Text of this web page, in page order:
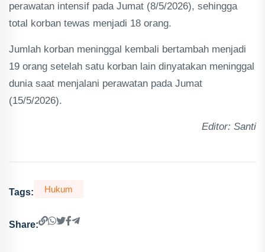
perawatan intensif pada Jumat (8/5/2026), sehingga
total korban tewas menjadi 18 orang.
Jumlah korban meninggal kembali bertambah menjadi
19 orang setelah satu korban lain dinyatakan meninggal
dunia saat menjalani perawatan pada Jumat
(15/5/2026).
Editor: Santi
Tags: Hukum
Share: